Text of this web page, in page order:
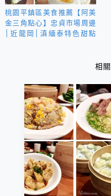
桃園平鎮區美食推薦【阿美
金三角點心】忠貞市場周邊
│近龍岡│滇緬泰特色甜點
相